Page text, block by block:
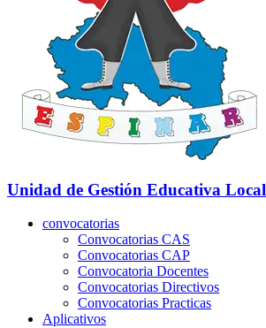
Unidad de Gestión Educativa Local
convocatorias
Convocatorias CAS
Convocatorias CAP
Convocatoria Docentes
Convocatorias Directivos
Convocatorias Practicas
Aplicativos